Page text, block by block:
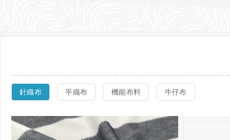
針織布 平織布 機能布料 牛仔布